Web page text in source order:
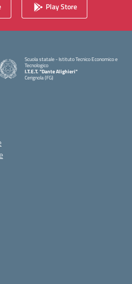
Play Store
Scuola statale - Istituto Tecnico Economico e
Tecnologico
I.T.E.T. "Dante Alighieri"
Cerignola (FG)
— Visita la pagina iniziale della scuola